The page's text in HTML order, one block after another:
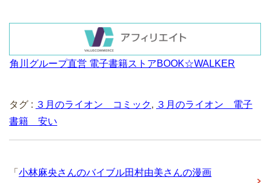
角川グループ直営 電子書籍ストアBOOK☆WALKER
タグ : ３月のライオン コミック, ３月のライオン 電子
書籍 安い
「 小林麻央さんのバイブル田村由美さんの漫画